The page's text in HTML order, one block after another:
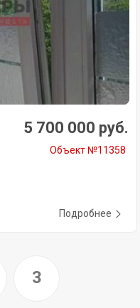
5 700 000 руб.
Объект №11358
Подробнее
3